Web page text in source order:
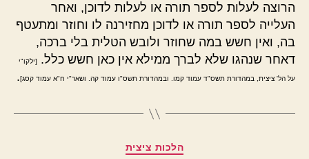
הרוצה לעלות לספר תורה או לעלות לדוכן, ואחר
העלייה לספר תורה או לדוכן מחזירנה לו וחוזר ומתעטף
בה, ואין חשש במה שחוזר ולובש הטלית בלי ברכה,
דאחר שנהגו שלא לברך ממילא אין כאן חשש כלל.
[ילקו"י
על הל' ציצית, במהדורת תשס"ד עמוד קמו. ובמהדורת תשס"ו עמוד קה. ושאר"י ח"א עמוד קסג].
קטגוריות
הלכות ציצית